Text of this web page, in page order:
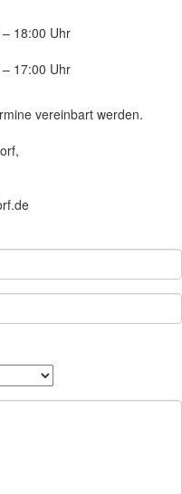
18:00 Uhr
17:00 Uhr
vereinbart werden.